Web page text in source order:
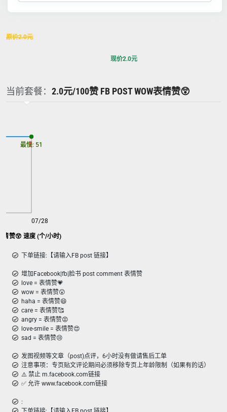
原价2.0元
现价2.0元
当前套餐： 2.0元/100赞 FB POST WOW表情赞😲
情赞😲 速度 (个/小时)
07/28
最慢: 51
最快: 51
下单链接:【请输入FB post 链接】
增加Facebook|fb|脸书 post comment 表情赞
love = 表情赞💗
wow = 表情赞😲
haha = 表情赞😄
care = 表情赞🥰
angry = 表情赞😡
love-smile = 表情赞😍
sad = 表情赞😢
发图视频等文章（post)点评，6小时没有做请售后工单
注意事项：专页贴文评论期间必须移除专页上年龄限制（如果有的话）
⚠️ 禁止 m.facebook.com链接
✅ 允许 www.facebook.com链接
: